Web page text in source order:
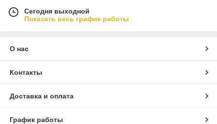
Сегодня выходной
Показать весь график работы
О нас
Контакты
Доставка и оплата
График работы